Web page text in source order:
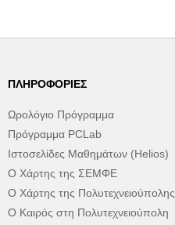
ΠΛΗΡΟΦΟΡΊΕΣ
Ωρολόγιο Πρόγραμμα
Πρόγραμμα PCLab
Ιστοσελίδες Μαθημάτων (Helios)
Ο Χάρτης της ΣΕΜΦΕ
Ο Χάρτης της Πολυτεχνειούπολης
Ο Καιρός στη Πολυτεχνειούπολη